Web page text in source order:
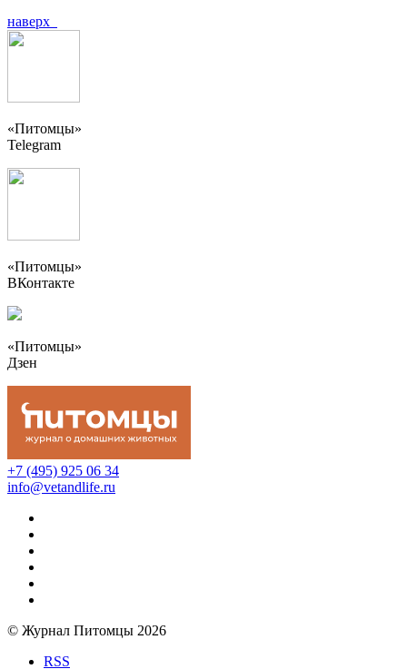
наверх
«Питомцы»
Telegram
«Питомцы»
ВКонтакте
«Питомцы»
Дзен
+7 (495) 925 06 34
info@vetandlife.ru
© Журнал Питомцы 2026
RSS